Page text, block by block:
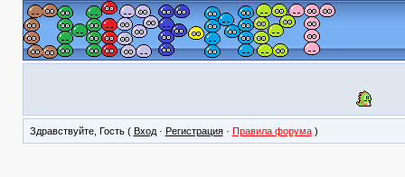
Здравствуйте, Гость ( Вход· Регистрация· Правила форума)